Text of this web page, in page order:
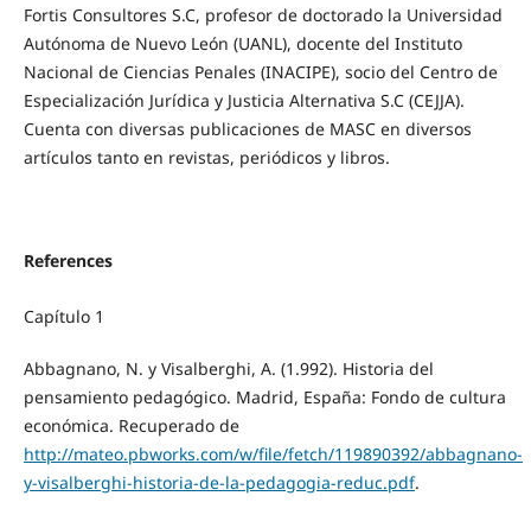
Fortis Consultores S.C, profesor de doctorado la Universidad
Autónoma de Nuevo León (UANL), docente del Instituto
Nacional de Ciencias Penales (INACIPE), socio del Centro de
Especialización Jurídica y Justicia Alternativa S.C (CEJJA).
Cuenta con diversas publicaciones de MASC en diversos
artículos tanto en revistas, periódicos y libros.
References
Capítulo 1
Abbagnano, N. y Visalberghi, A. (1.992). Historia del
pensamiento pedagógico. Madrid, España: Fondo de cultura
económica. Recuperado de
http://mateo.pbworks.com/w/file/fetch/119890392/abbagnano-
y-visalberghi-historia-de-la-pedagogia-reduc.pdf.